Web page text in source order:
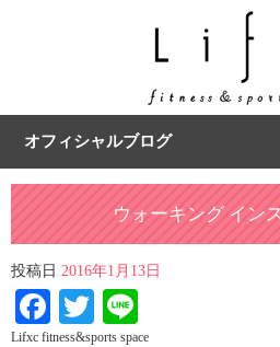
オフィシャルブログ
ウォーキング イン
投稿日 2016年1月13日
Facebook
Twitter
Lifxc fitness&sports space